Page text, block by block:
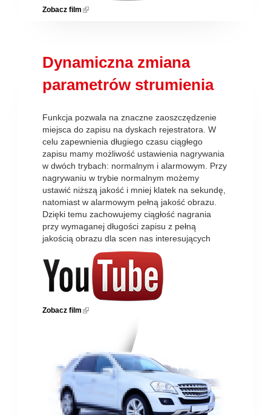
Zobacz film (link is external)
Dynamiczna zmiana
parametrów strumienia
Funkcja pozwala na znaczne zaoszczędzenie
miejsca do zapisu na dyskach rejestratora. W
celu zapewnienia długiego czasu ciągłego
zapisu mamy możliwość ustawienia nagrywania
w dwóch trybach: normalnym i alarmowym. Przy
nagrywaniu w trybie normalnym możemy
ustawić niższą jakość i mniej klatek na sekundę,
natomiast w alarmowym pełną jakość obrazu.
Dzięki temu zachowujemy ciągłość nagrania
przy wymaganej długości zapisu z pełną
jakością obrazu dla scen nas interesujących
Zobacz film (link is external)